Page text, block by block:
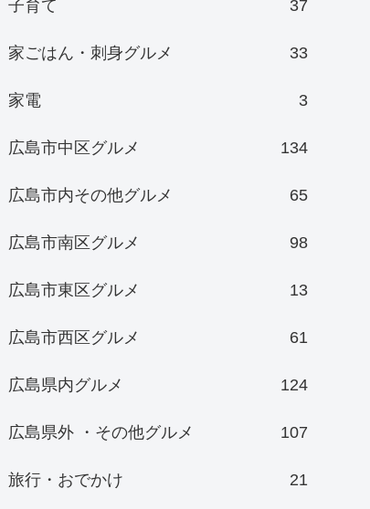
子育て 37
家ごはん・刺身グルメ 33
家電 3
広島市中区グルメ 134
広島市内その他グルメ 65
広島市南区グルメ 98
広島市東区グルメ 13
広島市西区グルメ 61
広島県内グルメ 124
広島県外 ・その他グルメ 107
旅行・おでかけ 21